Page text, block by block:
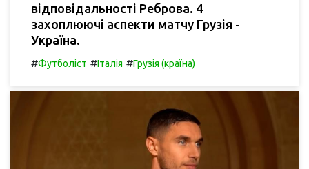
відповідальності Реброва. 4
захоплюючі аспекти матчу Грузія -
Україна.
#Футболіст #Італія #Грузія (країна)